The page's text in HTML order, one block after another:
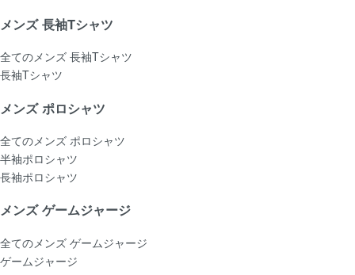
メンズ 長袖Tシャツ
全てのメンズ 長袖Tシャツ
長袖Tシャツ
メンズ ポロシャツ
全てのメンズ ポロシャツ
半袖ポロシャツ
長袖ポロシャツ
メンズ ゲームジャージ
全てのメンズ ゲームジャージ
ゲームジャージ